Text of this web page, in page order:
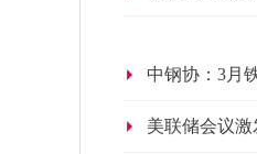
中钢协：3月
美联储会议